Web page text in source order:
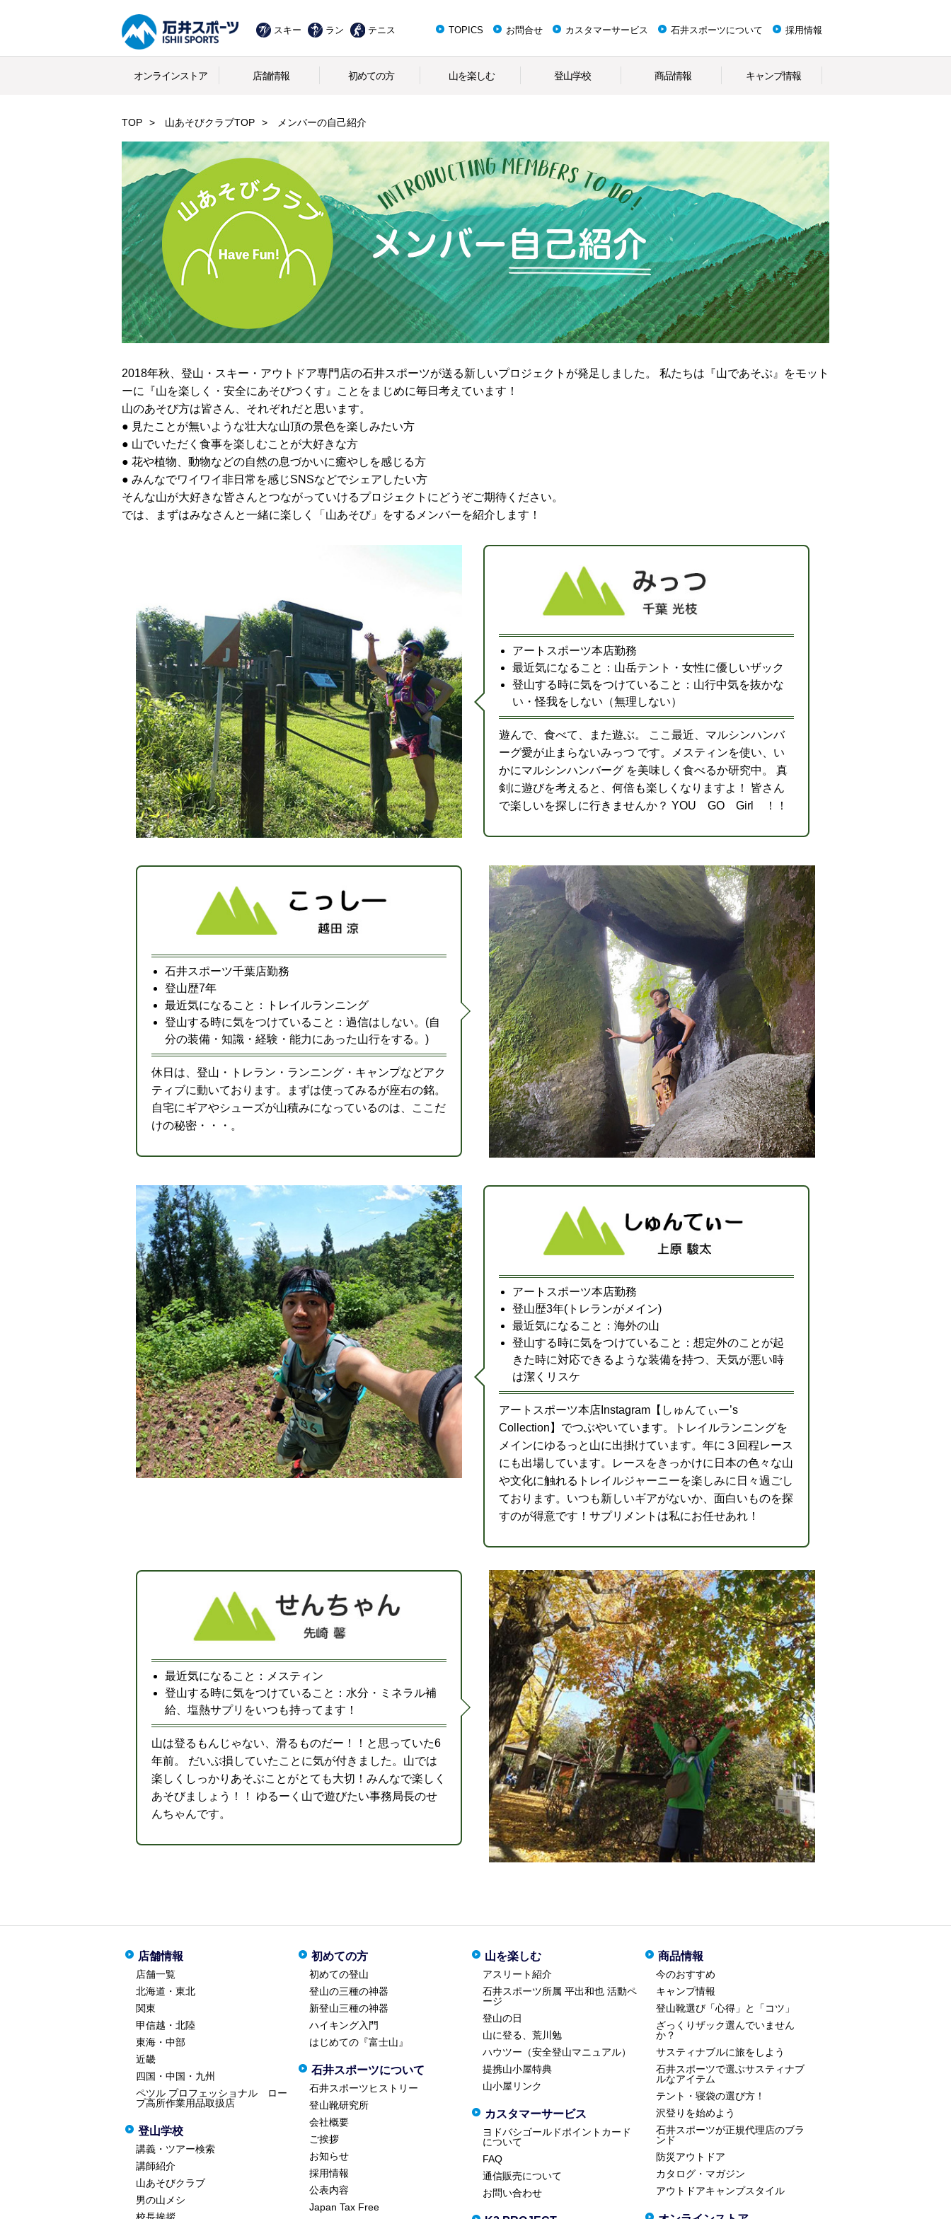
スキー ラン テニス TOPICS お問合せ カスタマーサービス 石井スポーツについて 採用情報
オンラインストア 店舗情報 初めての方 山を楽しむ 登山学校 商品情報 キャンプ情報
TOP 山あそびクラブTOP メンバーの自己紹介
2018年秋、登山・スキー・アウトドア専門店の石井スポーツが送る新しいプロジェクトが発足しました。 私たちは『山であそぶ』をモット
ーに『山を楽しく・安全にあそびつくす』ことをまじめに毎日考えています！
山のあそび方は皆さん、それぞれだと思います。
● 見たことが無いような壮大な山頂の景色を楽しみたい方
● 山でいただく食事を楽しむことが大好きな方
● 花や植物、動物などの自然の息づかいに癒やしを感じる方
● みんなでワイワイ非日常を感じSNSなどでシェアしたい方
そんな山が大好きな皆さんとつながっていけるプロジェクトにどうぞご期待ください。
では、まずはみなさんと一緒に楽しく「山あそび」をするメンバーを紹介します！
アートスポーツ本店勤務
最近気になること：山岳テント・女性に優しいザック
登山する時に気をつけていること：山行中気を抜かな
い・怪我をしない（無理しない）
遊んで、食べて、また遊ぶ。 ここ最近、マルシンハンバ
ーグ愛が止まらないみっつ です。メスティンを使い、い
かにマルシンハンバーグ を美味しく食べるか研究中。 真
剣に遊びを考えると、何倍も楽しくなりますよ！ 皆さん
で楽しいを探しに行きませんか？ YOU GO Girl ！！
石井スポーツ千葉店勤務
登山歴7年
最近気になること：トレイルランニング
登山する時に気をつけていること：過信はしない。(自
分の装備・知識・経験・能力にあった山行をする。)
休日は、登山・トレラン・ランニング・キャンプなどアク
ティブに動いております。まずは使ってみるが座右の銘。
自宅にギアやシューズが山積みになっているのは、ここだ
けの秘密・・・。
アートスポーツ本店勤務
登山歴3年(トレランがメイン)
最近気になること：海外の山
登山する時に気をつけていること：想定外のことが起
きた時に対応できるような装備を持つ、天気が悪い時
は潔くリスケ
アートスポーツ本店Instagram【しゅんてぃー’s
Collection】でつぶやいています。トレイルランニングを
メインにゆるっと山に出掛けています。年に３回程レース
にも出場しています。レースをきっかけに日本の色々な山
や文化に触れるトレイルジャーニーを楽しみに日々過ごし
ております。いつも新しいギアがないか、面白いものを探
すのが得意です！サプリメントは私にお任せあれ！
最近気になること：メスティン
登山する時に気をつけていること：水分・ミネラル補
給、塩熱サプリをいつも持ってます！
山は登るもんじゃない、滑るものだー！！と思っていた6
年前。 だいぶ損していたことに気が付きました。山では
楽しくしっかりあそぶことがとても大切！みんなで楽しく
あそびましょう！！ ゆるーく山で遊びたい事務局長のせ
んちゃんです。
店舗情報
店舗一覧
北海道・東北
関東
甲信越・北陸
東海・中部
近畿
四国・中国・九州
ペツル プロフェッショナル ロー
プ高所作業用品取扱店
登山学校
講義・ツアー検索
講師紹介
山あそびクラブ
男の山メシ
初めての方
初めての登山
登山の三種の神器
新登山三種の神器
ハイキング入門
はじめての『富士山』
石井スポーツについて
石井スポーツヒストリー
登山靴研究所
会社概要
ご挨拶
お知らせ
採用情報
公表内容
Japan Tax Free
山を楽しむ
アスリート紹介
石井スポーツ所属 平出和也 活動ペ
ージ
登山の日
山に登る、荒川勉
ハウツー（安全登山マニュアル）
提携山小屋特典
山小屋リンク
カスタマーサービス
ヨドバシゴールドポイントカード
について
FAQ
通信販売について
お問い合わせ
商品情報
今のおすすめ
キャンプ情報
登山靴選び「心得」と「コツ」
ざっくりザック選んでいません
か？
サスティナブルに旅をしよう
石井スポーツで選ぶサスティナブ
ルなアイテム
テント・寝袋の選び方！
沢登りを始めよう
石井スポーツが正規代理店のブラ
ンド
防災アウトドア
カタログ・マガジン
アウトドアキャンプスタイル